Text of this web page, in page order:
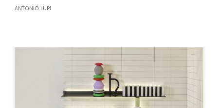
ANTONIO LUPI